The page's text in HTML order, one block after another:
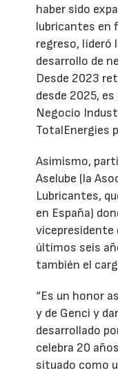
haber sido
lubricantes en
regreso, lideró
desarrollo de
Desde 2023
desde 2025,
Negocio
TotalEnergies
Asimismo,
Aselube (la
Lubricantes,
en España)
vicepresidente
últimos seis
también el
“Es un honor
y de Genci y
desarrollado
celebra 20
situado como